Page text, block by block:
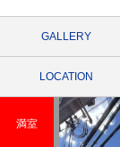
TOP
GALLERY
LOCATION
満室